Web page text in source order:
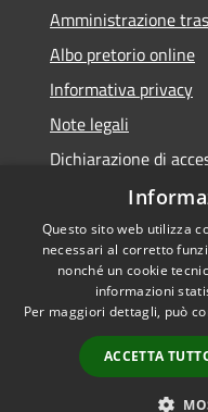
Amministrazione
Albo pretorio online
Informativa privacy
Note legali
Dichiarazione di
Accessibilità
Privacy
Mappa del sito
Questo sito web utilizza
necessari al corretto
nonché un cookie
informazioni
Per maggiori dettagli, può
ACCETTA